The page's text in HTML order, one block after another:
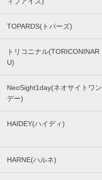
TOPARDS(トパーズ)
トリコニナル(TORICONINAR
U)
NeoSight1day(ネオサイトワン
デー)
HAIDEY(ハイディ)
HARNE(ハルネ)